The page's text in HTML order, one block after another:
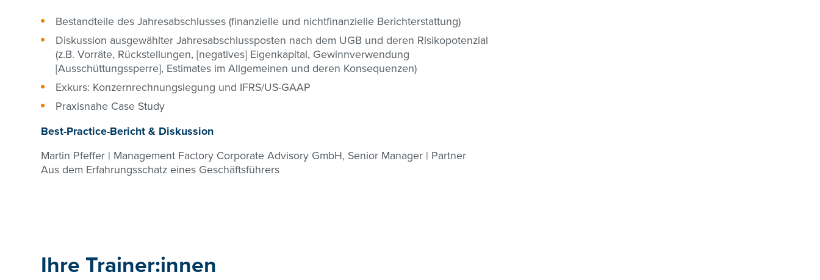
Bestandteile des Jahresabschlusses (finanzielle und nichtfinanzielle Berichterstattung)
Diskussion ausgewählter Jahresabschlussposten nach dem UGB und deren Risikopotenzial
(z.B. Vorräte, Rückstellungen, [negatives] Eigenkapital, Gewinnverwendung
[Ausschüttungssperre], Estimates im Allgemeinen und deren Konsequenzen)
Exkurs: Konzernrechnungslegung und IFRS/US-GAAP
Praxisnahe Case Study
Best-Practice-Bericht & Diskussion
Martin Pfeffer | Management Factory Corporate Advisory GmbH, Senior Manager | Partner
Aus dem Erfahrungsschatz eines Geschäftsführers
Ihre Trainer:innen